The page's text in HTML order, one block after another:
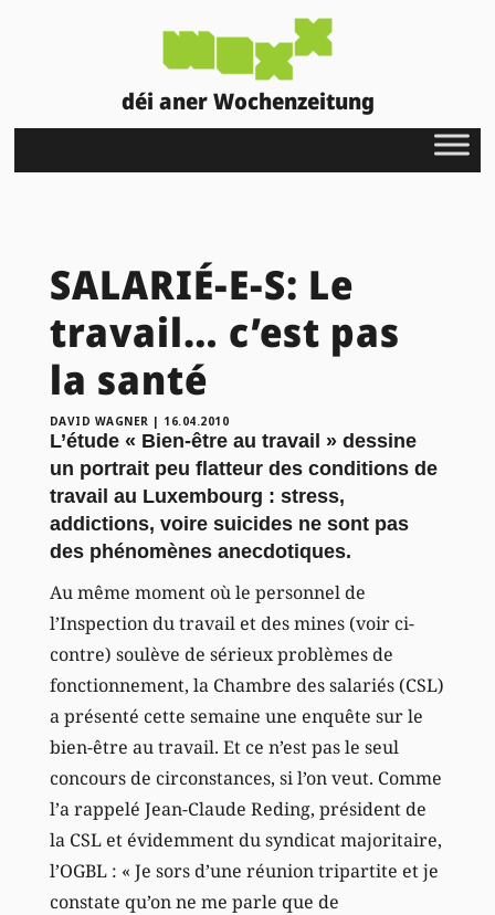
déi aner Wochenzeitung
SALARIÉ-E-S: Le
travail… c’est pas
la santé
DAVID WAGNER | 16.04.2010
L’étude « Bien-être au travail » dessine
un portrait peu flatteur des conditions de
travail au Luxembourg : stress,
addictions, voire suicides ne sont pas
des phénomènes anecdotiques.
Au même moment où le personnel de
l’Inspection du travail et des mines (voir ci-
contre) soulève de sérieux problèmes de
fonctionnement, la Chambre des salariés (CSL)
a présenté cette semaine une enquête sur le
bien-être au travail. Et ce n’est pas le seul
concours de circonstances, si l’on veut. Comme
l’a rappelé Jean-Claude Reding, président de
la CSL et évidemment du syndicat majoritaire,
l’OGBL : « Je sors d’une réunion tripartite et je
constate qu’on ne me parle que de